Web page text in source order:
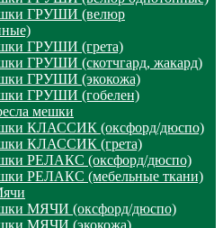
ГРУШИ (велюр
ГРУШИ (грета)
ГРУШИ (скотчгард, жакард)
ГРУШИ (экокожа)
ГРУШИ (гобелен)
мешки
КЛАССИК (оксфорд/дюспо)
КЛАССИК (грета)
РЕЛАКС (оксфорд/дюспо)
РЕЛАКС (мебельные ткани)
МЯЧИ (оксфорд/дюспо)
МЯЧИ (экокожа)